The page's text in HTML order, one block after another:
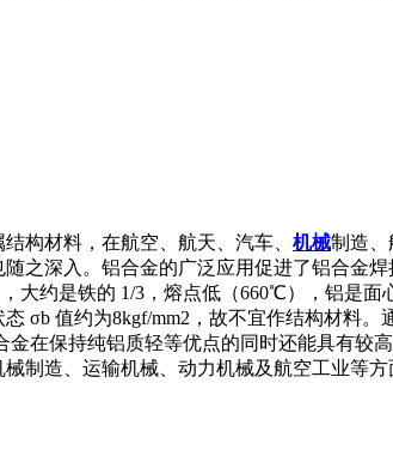
构材料，在航空、航天、汽车、 机械制造、
之深入。铝合金的广泛应用促进了铝合金
大约是铁的 1/3，熔点低（660℃），铝是
σb 值约为8kgf/mm2，故不宜作结构材料
在保持纯铝质轻等优点的同时还能具有较
制造、运输机械、动力机械及航空工业等